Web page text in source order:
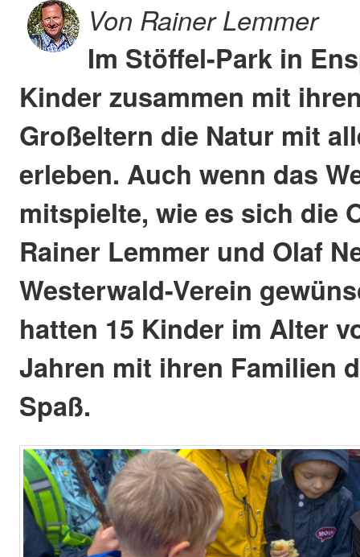
Von Rainer Lemmer
Im Stöffel-Park in
Kinder zusammen mit
Großeltern die Natur mit
erleben. Auch wenn das
mitspielte, wie es sich die
Rainer Lemmer und Olaf
Westerwald-Verein
hatten 15 Kinder im Alter
Jahren mit ihren Familien
Spaß.